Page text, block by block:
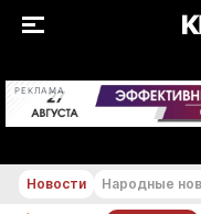
РЕКЛАМА
Новости Народные